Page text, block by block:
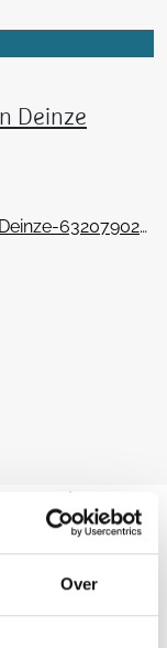
Over
Deinze
https://www.facebook.com/Wnd-Deinze-632079026860259
van deze